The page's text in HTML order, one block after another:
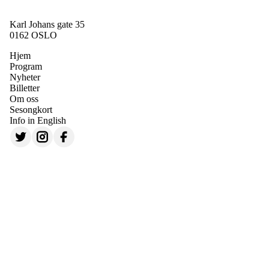
Karl Johans gate 35
0162 OSLO
Hjem
Program
Nyheter
Billetter
Om oss
Sesongkort
Info in English